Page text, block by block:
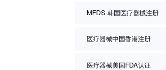
MFDS 韩国医疗器械注册
医疗器械中国香港注册
医疗器械美国FDA认证